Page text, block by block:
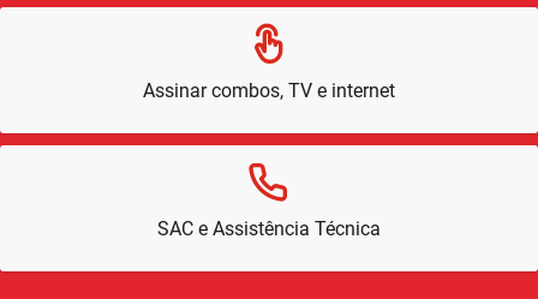
Assinar combos, TV e internet
SAC e Assistência Técnica